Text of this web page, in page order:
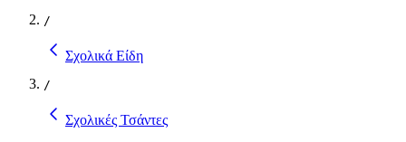
/
Σχολικά Είδη
/
Σχολικές Τσάντες